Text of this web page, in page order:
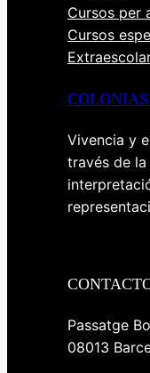
Cursos per
Cursos
Vivencia y
través de
Passatge
08013